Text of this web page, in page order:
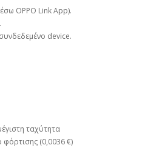
OPPO Link App).
device.
ταχύτητα
φόρτισης (0,0036 €)